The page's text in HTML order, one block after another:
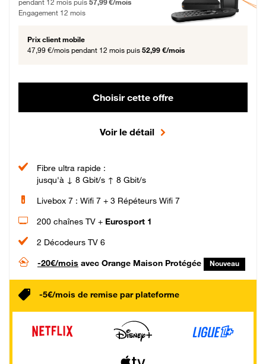
pendant 12 mois puis 57,99 €/mois
Engagement 12 mois
Prix client mobile
47,99 €/mois pendant 12 mois puis 52,99 €/mois
Choisir cette offre
Voir le détail
Fibre ultra rapide :
jusqu'à ↓ 8 Gbit/s ↑ 8 Gbit/s
Livebox 7 : Wifi 7 + 3 Répéteurs Wifi 7
200 chaînes TV + Eurosport 1
2 Décodeurs TV 6
-20€/mois avec Orange Maison Protégée Nouveau
-5€/mois de remise par plateforme